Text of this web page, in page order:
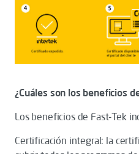
¿Cuáles son los beneficios
Los beneficios de Fast-Tek
Certificación integral: la